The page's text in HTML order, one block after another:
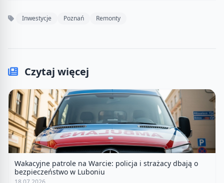
Inwestycje Poznań Remonty
Czytaj więcej
Wakacyjne patrole na Warcie: policja i strażacy dbają o
bezpieczeństwo w Luboniu